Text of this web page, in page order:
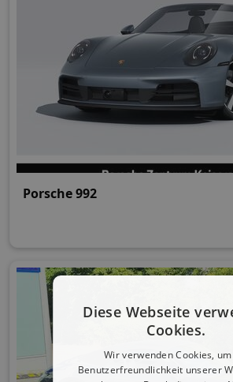
Porsche 992
Diese Webseite
Cookies.
Wir verwenden Cookies,
Benutzerfreundlichkeit unserer